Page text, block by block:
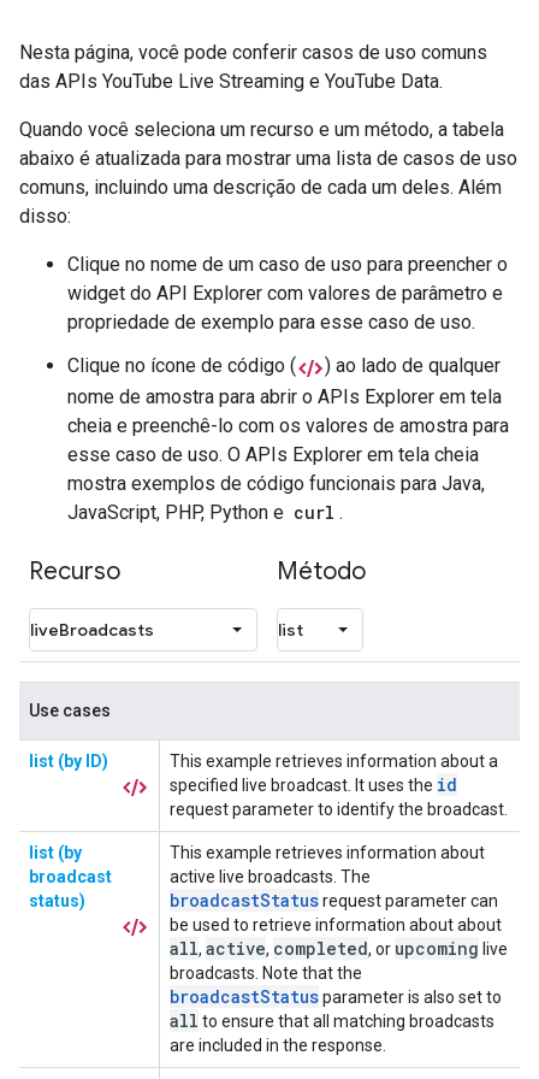
Nesta página, você pode conferir casos de uso comuns
das APIs YouTube Live Streaming e YouTube Data.
Quando você seleciona um recurso e um método, a tabela
abaixo é atualizada para mostrar uma lista de casos de uso
comuns, incluindo uma descrição de cada um deles. Além
disso:
Clique no nome de um caso de uso para preencher o
widget do API Explorer com valores de parâmetro e
propriedade de exemplo para esse caso de uso.
Clique no ícone de código (
) ao lado de qualquer
nome de amostra para abrir o APIs Explorer em tela
cheia e preenchê-lo com os valores de amostra para
esse caso de uso. O APIs Explorer em tela cheia
mostra exemplos de código funcionais para Java,
JavaScript, PHP, Python e curl .
Recurso Método
Use cases
list (by ID)
This example retrieves information about a
specified live broadcast. It uses the id
request parameter to identify the broadcast.
list (by
broadcast
status)
This example retrieves information about
active live broadcasts. The
broadcastStatusrequest parameter can
be used to retrieve information about about
all, active, completed, or upcoming live
broadcasts. Note that the
broadcastStatusparameter is also set to
all to ensure that all matching broadcasts
are included in the response.